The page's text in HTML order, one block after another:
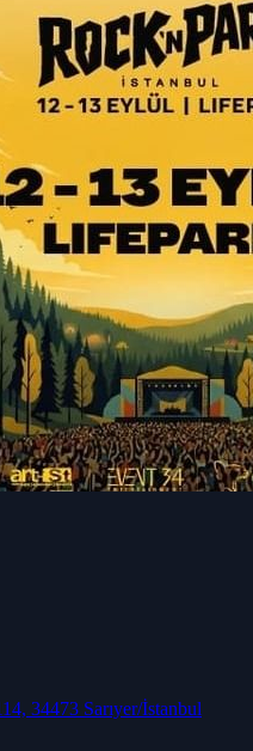
34473 Sarıyer/İstanbul